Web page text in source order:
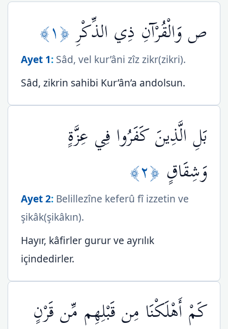
ص وَالْقُرْآنِ ذِي الذِّكْرِ﴿١﴾
Ayet 1: Sâd, vel kur’âni zîz zikr(zikri).
Sâd, zikrin sahibi Kur’ân’a andolsun.
بَلِ الَّذِينَ كَفَرُوا فِي عِزَّةٍ
وَشِقَاقٍ ﴿٢﴾
Ayet 2: Belillezîne keferû fî izzetin ve
şikâk(şikâkın).
Hayır, kâfirler gurur ve ayrılık
içindedirler.
كَمْ أَهْلَكْنَا مِن قَبْلِهِم مِّن قَرْنٍ